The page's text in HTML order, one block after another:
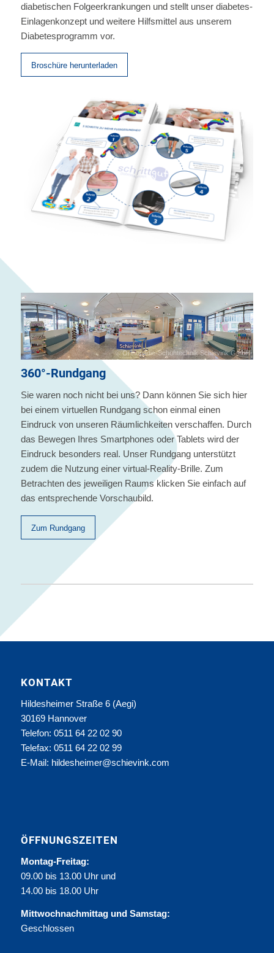
diabetischen Folgeerkrankungen und stellt unser diabetes-
Einlagenkonzept und weitere Hilfsmittel aus unserem
Diabetesprogramm vor.
Broschüre herunterladen
© Orthopädie-Schuhtechnik Schievink GmbH
360°-Rundgang
Sie waren noch nicht bei uns? Dann können Sie sich hier
bei einem virtuellen Rundgang schon einmal einen
Eindruck von unseren Räumlichkeiten verschaffen. Durch
das Bewegen Ihres Smartphones oder Tablets wird der
Eindruck besonders real. Unser Rundgang unterstützt
zudem die Nutzung einer virtual-Reality-Brille. Zum
Betrachten des jeweiligen Raums klicken Sie einfach auf
das entsprechende Vorschaubild.
Zum Rundgang
KONTAKT
Hildesheimer Straße 6 (Aegi)
30169 Hannover
Telefon: 0511 64 22 02 90
Telefax: 0511 64 22 02 99
E-Mail: hildesheimer@schievink.com
ÖFFNUNGSZEITEN
Montag-Freitag:
09.00 bis 13.00 Uhr und
14.00 bis 18.00 Uhr
Mittwochnachmittag und Samstag:
Geschlossen